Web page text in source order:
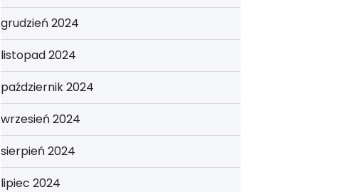
grudzień 2024
listopad 2024
październik 2024
wrzesień 2024
sierpień 2024
lipiec 2024